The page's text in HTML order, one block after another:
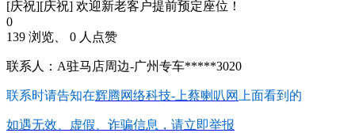
[庆祝][庆祝] 欢迎新老客户提前预定座位！
0
139 浏览、 0 人点赞
联系人：A驻马店周边-广州专车*****3020
联系时请告知在辉腾网络科技-上蔡喇叭网 上面看到的
如遇无效、虚假、诈骗信息，请立即举报